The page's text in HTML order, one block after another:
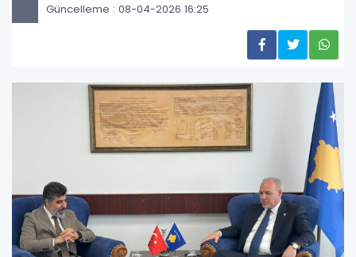
Güncelleme : 08-04-2026 16:25